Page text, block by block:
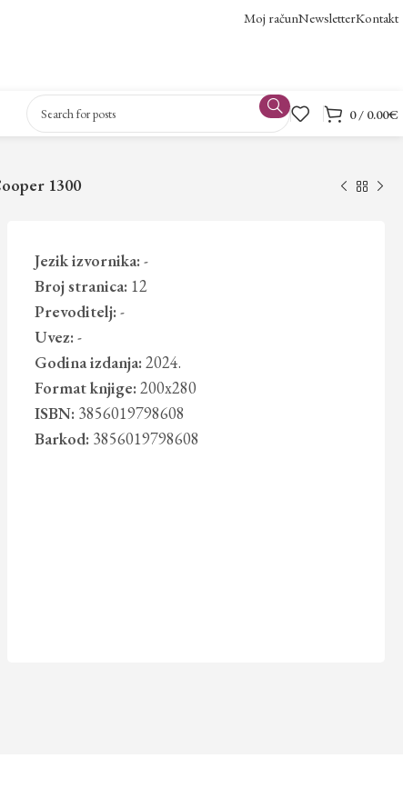
Moj računNewsletterKontakt
0/ 0.00€
1300
Jezik izvornika: -
Broj stranica: 12
Prevoditelj: -
Uvez: -
Godina izdanja: 2024.
Format knjige: 200x280
ISBN: 3856019798608
Barkod: 3856019798608